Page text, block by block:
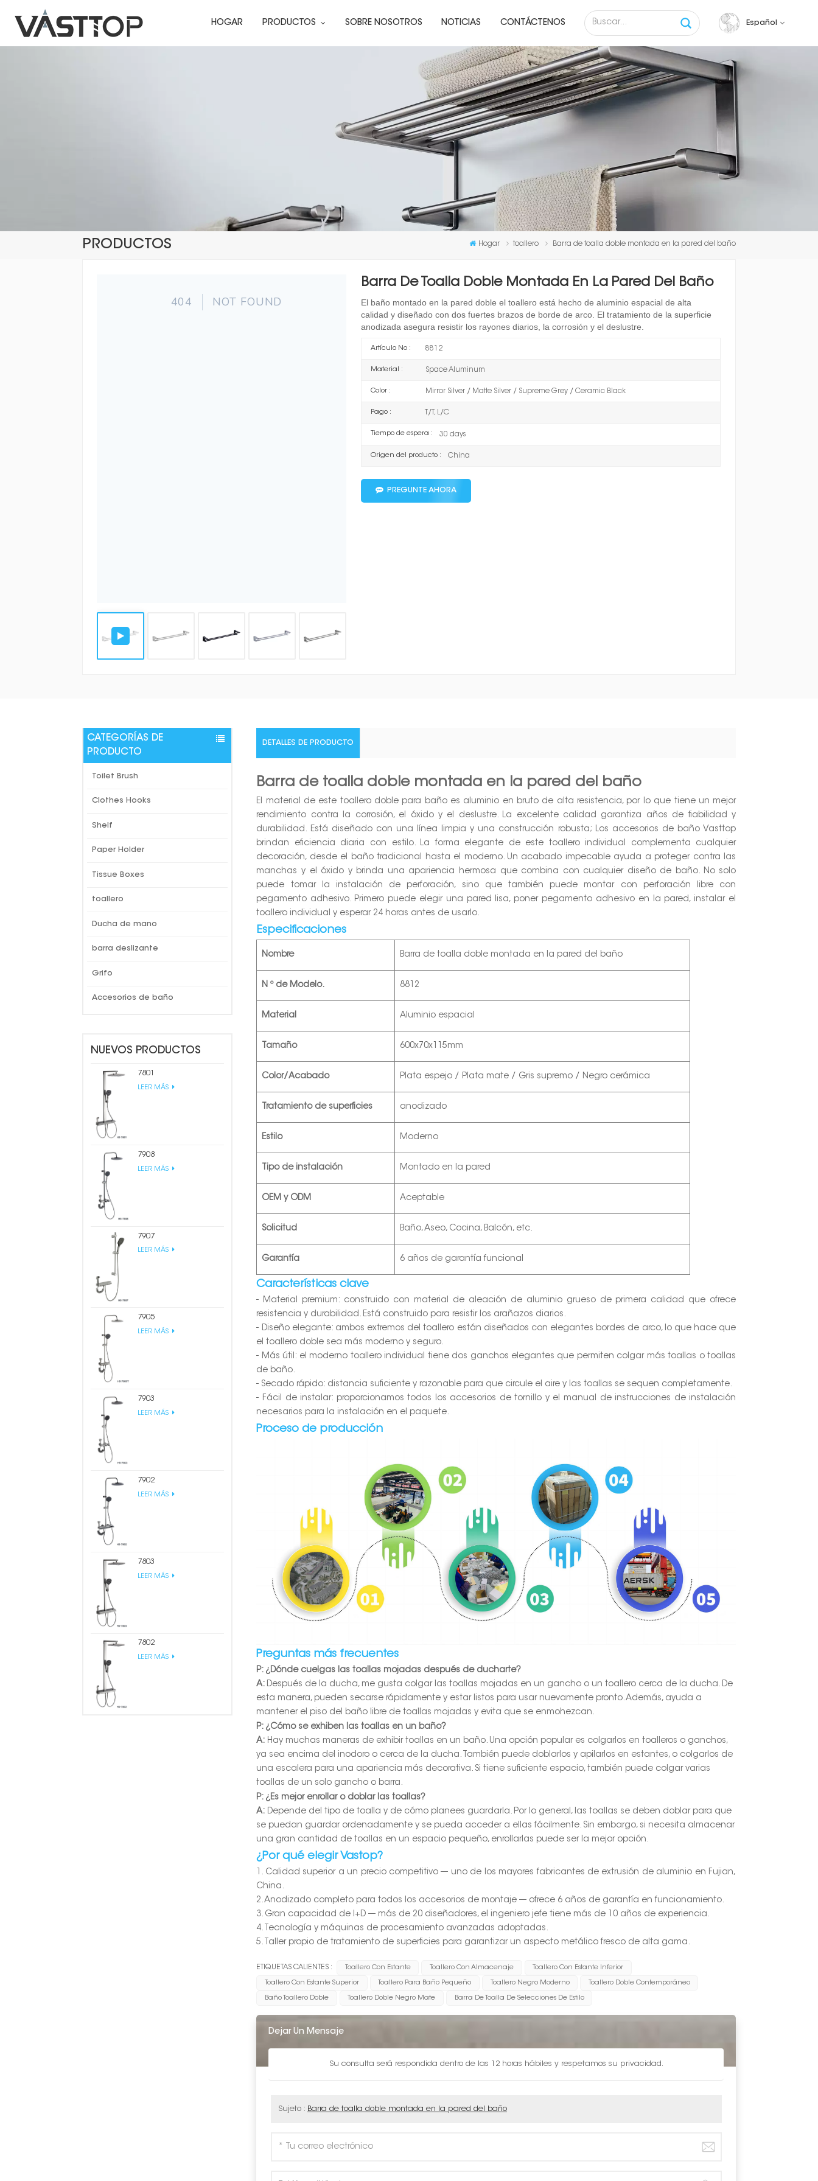
HOGAR PRODUCTOS SOBRE NOSOTROS NOTICIAS CONTÁCTENOS Español
English
français
русский
español
PRODUCTOS Hogar toallero Barra de toalla doble montada en la pared del baño
Barra De Toalla Doble Montada En La Pared Del Baño
El baño montado en la pareddoble el toallero está hecho de aluminio espacial de alta
calidad y diseñado con dos fuertes brazos de borde de arco. El tratamiento de la superficie
anodizada asegura resistir los rayones diarios, la corrosión y el deslustre.
Artículo No : 8812
Material : Space Aluminum
Color : Mirror Silver / Matte Silver / Supreme Grey / Ceramic Black
Pago : T/T, L/C
Tiempo de espera : 30 days
Origen del producto : China
PREGUNTE AHORA
CATEGORÍAS DE
PRODUCTO
Toilet Brush
Clothes Hooks
Shelf
Paper Holder
Tissue Boxes
toallero
Ducha de mano
barra deslizante
Grifo
Accesorios de baño
NUEVOS PRODUCTOS
7801
LEER MÁS
7908
LEER MÁS
7907
LEER MÁS
7905
LEER MÁS
7903
LEER MÁS
7902
LEER MÁS
7803
LEER MÁS
7802
LEER MÁS
DETALLES DE PRODUCTO
Barra de toalla doble montada en la pared del baño
El material de este toallero doble para baño es aluminio en bruto de alta resistencia, por lo que tiene un mejor
rendimiento contra la corrosión, el óxido y el deslustre. La excelente calidad garantiza años de fiabilidad y
durabilidad. Está diseñado con una línea limpia y una construcción robusta; Los accesorios de baño Vasttop
brindan eficiencia diaria con estilo. La forma elegante de este toallero individual complementa cualquier
decoración, desde el baño tradicional hasta el moderno. Un acabado impecable ayuda a proteger contra las
manchas y el óxido y brinda una apariencia hermosa que combina con cualquier diseño de baño. No solo
puede tomar la instalación de perforación, sino que también puede montar con perforación libre con
pegamento adhesivo. Primero puede elegir una pared lisa, poner pegamento adhesivo en la pared, instalar el
toallero individual y esperar 24 horas antes de usarlo.
Especificaciones
Nombre Barra de toalla doble montada en la pared del baño
N º de Modelo. 8812
Material Aluminio espacial
Tamaño 600x70x115mm
Color/Acabado Plata espejo / Plata mate / Gris supremo / Negro cerámica
Tratamiento de superficies anodizado
Estilo Moderno
Tipo de instalación Montado en la pared
OEM y ODM Aceptable
Solicitud Baño, Aseo, Cocina, Balcón, etc.
Garantía 6 años de garantía funcional
Características clave
- Material premium: construido con material de aleación de aluminio grueso de primera calidad que ofrece
resistencia y durabilidad. Está construido para resistir los arañazos diarios.
- Diseño elegante: ambos extremos del toallero están diseñados con elegantes bordes de arco, lo que hace que
el toallero doble sea más moderno y seguro.
- Más útil: el moderno toallero individual tiene dos ganchos elegantes que permiten colgar más toallas o toallas
de baño.
- Secado rápido: distancia suficiente y razonable para que circule el aire y las toallas se sequen completamente.
- Fácil de instalar: proporcionamos todos los accesorios de tornillo y el manual de instrucciones de instalación
necesarios para la instalación en el paquete.
Proceso de producción
Preguntas más frecuentes
P: ¿Dónde cuelgas las toallas mojadas después de ducharte?
A: Después de la ducha, me gusta colgar las toallas mojadas en un gancho o un toallero cerca de la ducha. De
esta manera, pueden secarse rápidamente y estar listos para usar nuevamente pronto. Además, ayuda a
mantener el piso del baño libre de toallas mojadas y evita que se enmohezcan.
P: ¿Cómo se exhiben las toallas en un baño?
A: Hay muchas maneras de exhibir toallas en un baño. Una opción popular es colgarlos en toalleros o ganchos,
ya sea encima del inodoro o cerca de la ducha. También puede doblarlos y apilarlos en estantes, o colgarlos de
una escalera para una apariencia más decorativa. Si tiene suficiente espacio, también puede colgar varias
toallas de un solo gancho o barra.
P: ¿Es mejor enrollar o doblar las toallas?
A: Depende del tipo de toalla y de cómo planees guardarla. Por lo general, las toallas se deben doblar para que
se puedan guardar ordenadamente y se pueda acceder a ellas fácilmente. Sin embargo, si necesita almacenar
una gran cantidad de toallas en un espacio pequeño, enrollarlas puede ser la mejor opción.
¿Por qué elegir Vastop?
1. Calidad superior a un precio competitivo --- uno de los mayores fabricantes de extrusión de aluminio en Fujian,
China.
2. Anodizado completo para todos los accesorios de montaje --- ofrece 6 años de garantía en funcionamiento.
3. Gran capacidad de I+D --- más de 20 diseñadores, el ingeniero jefe tiene más de 10 años de experiencia.
4. Tecnología y máquinas de procesamiento avanzadas adoptadas.
5. Taller propio de tratamiento de superficies para garantizar un aspecto metálico fresco de alta gama.
ETIQUETAS CALIENTES : Toallero Con Estante Toallero Con Almacenaje Toallero Con Estante Inferior
Toallero Con Estante Superior Toallero Para Baño Pequeño Toallero Negro Moderno Toallero Doble Contemporáneo
Baño Toallero Doble Toallero Doble Negro Mate Barra De Toalla De Selecciones De Estilo
Dejar Un Mensaje
Su consulta será respondida dentro de las 12 horas hábiles y respetamos su privacidad.
Sujeto : Barra de toalla doble montada en la pared del baño